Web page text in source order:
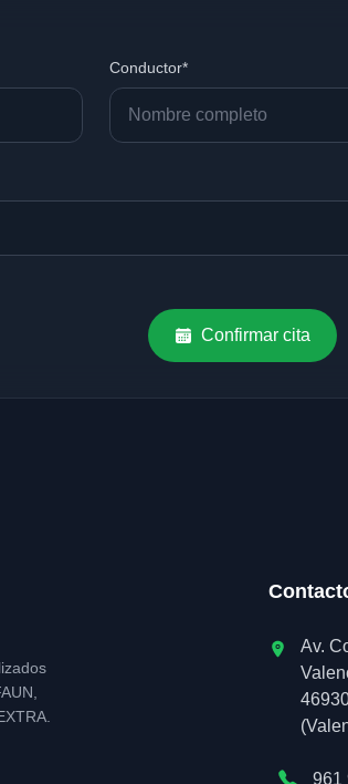
Conductor*
Confirmar cita
Av.
961